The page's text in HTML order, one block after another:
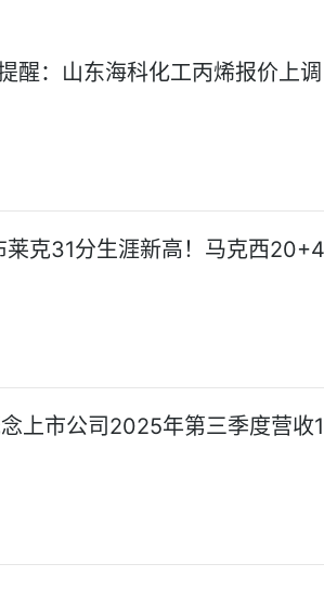
醒：山东海科化工丙烯报价上
莱克31分生涯新高！马克西
上市公司2025年第三季度营收